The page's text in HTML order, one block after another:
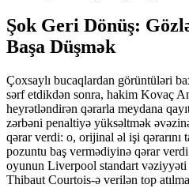
Şok Geri Dönüş:
Başa Düşmək
Çoxsaylı bucaqlardan görüntüləri
sərf etdikdən sonra, hakim Kovaç
heyrətləndirən qərarla meydana
zərbəni penaltiyə yüksəltmək
qərar verdi: o, orijinal əl işi qərarını
pozuntu baş vermədiyinə qərar
oyunun Liverpool standart vəziyyəti
Thibaut Courtois-ə verilən top